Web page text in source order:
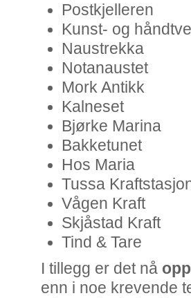
Postkjelleren
Kunst- og
Naustrekka
Notanaustet
Mork Antikk
Kalneset
Bjørke Marina
Bakketunet
Hos Maria
Tussa
Vågen Kraft
Skjåstad Kraft
Tind & Tare
I tillegg er det nå
enn i noe krevende